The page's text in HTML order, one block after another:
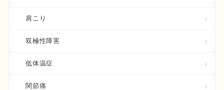
肩こり
双極性障害
低体温症
関節痛